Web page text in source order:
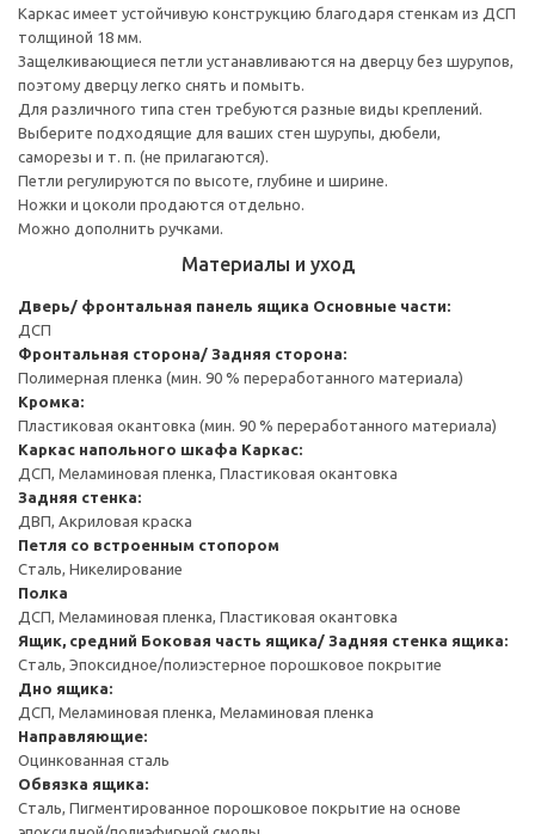
Каркас имеет устойчивую конструкцию благодаря стенкам из ДСП
толщиной 18 мм.
Защелкивающиеся петли устанавливаются на дверцу без шурупов,
поэтому дверцу легко снять и помыть.
Для различного типа стен требуются разные виды креплений.
Выберите подходящие для ваших стен шурупы, дюбели,
саморезы и т. п. (не прилагаются).
Петли регулируются по высоте, глубине и ширине.
Ножки и цоколи продаются отдельно.
Можно дополнить ручками.
Материалы и уход
Дверь/ фронтальная панель ящика Основные части:
ДСП
Фронтальная сторона/ Задняя сторона:
Полимерная пленка (мин. 90 % переработанного материала)
Кромка:
Пластиковая окантовка (мин. 90 % переработанного материала)
Каркас напольного шкафа Каркас:
ДСП, Меламиновая пленка, Пластиковая окантовка
Задняя стенка:
ДВП, Акриловая краска
Петля со встроенным стопором
Сталь, Никелирование
Полка
ДСП, Меламиновая пленка, Пластиковая окантовка
Ящик, средний Боковая часть ящика/ Задняя стенка ящика:
Сталь, Эпоксидное/полиэстерное порошковое покрытие
Дно ящика:
ДСП, Меламиновая пленка, Меламиновая пленка
Направляющие:
Оцинкованная сталь
Обвязка ящика:
Сталь, Пигментированное порошковое покрытие на основе